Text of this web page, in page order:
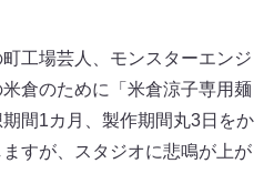
工場芸人、モンスターエンジ
倉のために「米倉涼子専用麺
間1カ月、製作期間丸3日をか
すが、スタジオに悲鳴が上が